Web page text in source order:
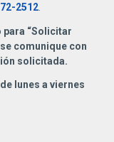
2512.
para “Solicitar
comunique con
solicitada.
lunes a viernes